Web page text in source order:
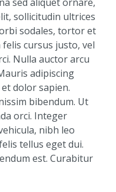
sollicitudin ultrices
sodales, tortor et
cursus justo, vel
Nulla auctor arcu
adipiscing
dolor sapien.
bibendum. Ut
orci. Integer
nibh leo
tellus eget dui.
est. Curabitur